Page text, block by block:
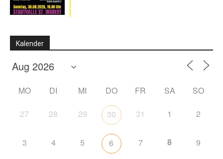
Kalender
MO DI MI DO FR SA SO
27 28 29 30 31 1 2
3 4 5 6 7 8 9